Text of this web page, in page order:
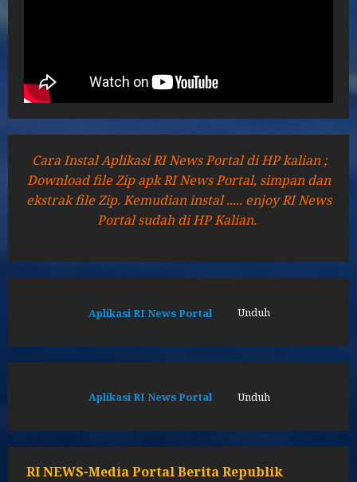
Cara Instal Aplikasi RI News Portal di HP kalian ;
Download file Zip apk RI News Portal, simpan dan
ekstrak file Zip. Kemudian instal ..... enjoy RI News
Portal sudah di HP Kalian.
Aplikasi RI News Portal Unduh
Aplikasi RI News Portal Unduh
RI NEWS-Media Portal Berita Republik